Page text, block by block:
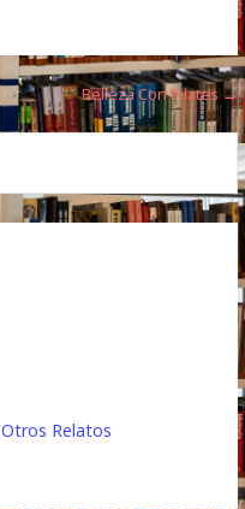
Belleza Con Pilates →
Relatos